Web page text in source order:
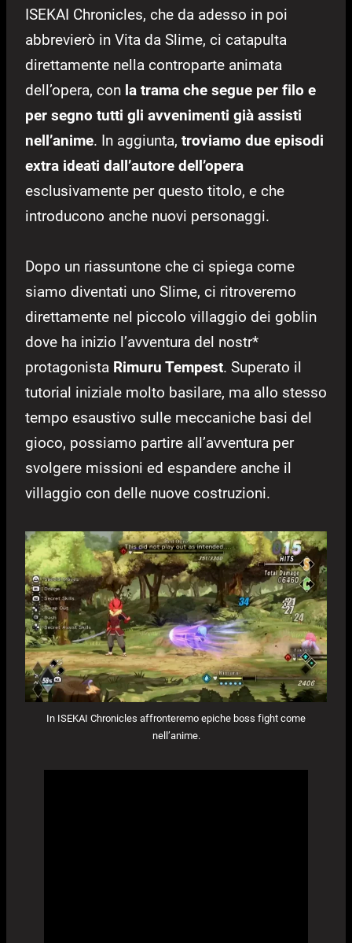
ISEKAI Chronicles, che da adesso in poi
abbrevierò in Vita da Slime, ci catapulta
direttamente nella controparte animata
dell’opera, con la trama che segue per filo e
per segno tutti gli avvenimenti già assisti
nell’anime. In aggiunta, troviamo due episodi
extra ideati dall’autore dell’opera
esclusivamente per questo titolo, e che
introducono anche nuovi personaggi.
Dopo un riassuntone che ci spiega come
siamo diventati uno Slime, ci ritroveremo
direttamente nel piccolo villaggio dei goblin
dove ha inizio l’avventura del nostr*
protagonista Rimuru Tempest. Superato il
tutorial iniziale molto basilare, ma allo stesso
tempo esaustivo sulle meccaniche basi del
gioco, possiamo partire all’avventura per
svolgere missioni ed espandere anche il
villaggio con delle nuove costruzioni.
In ISEKAI Chronicles affronteremo epiche boss fight come
nell’anime.